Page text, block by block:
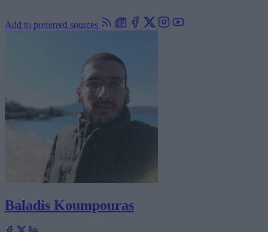
Add to preferred sources
Baladis Koumpouras